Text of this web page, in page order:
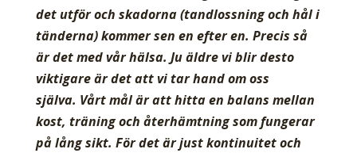
det utför och skadorna (tandlossning och hål i
tänderna) kommer sen en efter en. Precis så
är det med vår hälsa. Ju äldre vi blir desto
viktigare är det att vi tar hand om oss
själva. Vårt mål är att hitta en balans mellan
kost, träning och återhämtning som fungerar
på lång sikt. För det är just kontinuitet och